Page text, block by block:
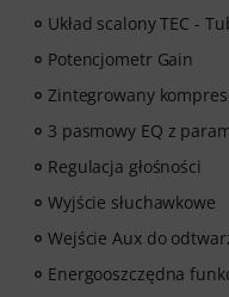
rozwijać się każdemu
zaawansowanych.
utwory do grania,
muzyczne, które
wyższy poziom.
Układ scalony TEC -
Potencjometr Gain
Zintegrowany
3 pasmowy EQ z
Regulacja głośności
Wyjście słuchawkowe
Wejście Aux do
Energooszczędna